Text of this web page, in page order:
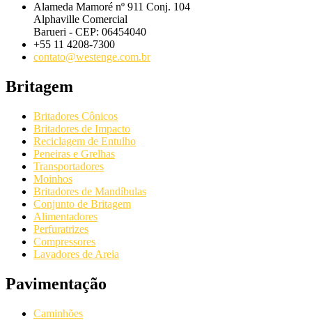
Alameda Mamoré nº 911 Conj. 104
Alphaville Comercial
Barueri - CEP: 06454040
+55 11 4208-7300
contato@westenge.com.br
Britagem
Britadores Cônicos
Britadores de Impacto
Reciclagem de Entulho
Peneiras e Grelhas
Transportadores
Moinhos
Britadores de Mandíbulas
Conjunto de Britagem
Alimentadores
Perfuratrizes
Compressores
Lavadores de Areia
Pavimentação
Caminhões